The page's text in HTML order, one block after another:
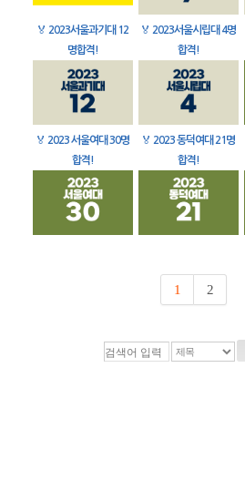
🏅 2023서울과기대 12
명합격!
🏅 2023서울시립대 4명
합격!
🏅 2023 서울여대 30명
합격!
🏅 2023 동덕여대 21명
합격!
1 2